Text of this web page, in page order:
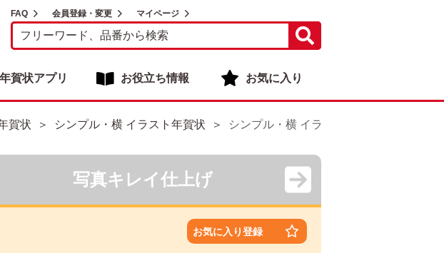
FAQ 会員登録・変更 マイページ
年賀状アプリ お役立ち情報 お気に入り
賀状 シンプル・横 イラスト年賀状 シンプル・横 イラスト年賀状デザイン
写真キレイ仕上げ
お気に入り登録